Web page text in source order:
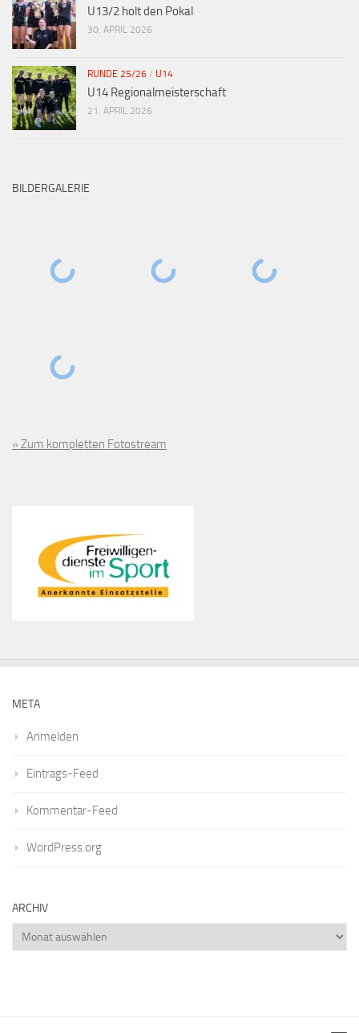
U13/2 holt den Pokal
30. APRIL 2026
RUNDE 25/26 / U14
U14 Regionalmeisterschaft
21. APRIL 2026
BILDERGALERIE
» Zum kompletten Fotostream
META
Anmelden
Eintrags-Feed
Kommentar-Feed
WordPress.org
ARCHIV
Archiv